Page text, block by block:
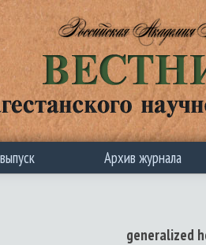
Архив журнала
generalized